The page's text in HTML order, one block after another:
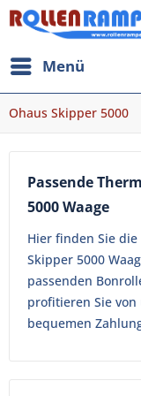
Menü
Ohaus Skipper 5000
Passende
5000 Waage
Hier finden Sie
Skipper 5000
passenden
profitieren Sie
bequemen